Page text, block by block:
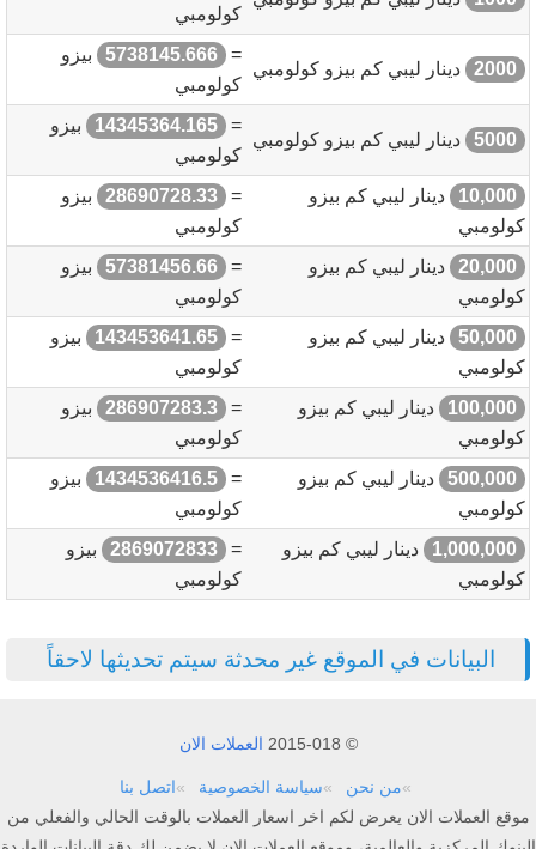
كولومبي
2000 دينار ليبي كم بيزو كولومبي
=
5738145.666
بيزو
كولومبي
5000 دينار ليبي كم بيزو كولومبي
=
14345364.165
بيزو
كولومبي
10,000
دينار ليبي كم بيزو
كولومبي
=
28690728.33
بيزو
كولومبي
20,000
دينار ليبي كم بيزو
كولومبي
=
57381456.66
بيزو
كولومبي
50,000
دينار ليبي كم بيزو
كولومبي
=
143453641.65
بيزو
كولومبي
100,000
دينار ليبي كم بيزو
كولومبي
=
286907283.3
بيزو
كولومبي
500,000
دينار ليبي كم بيزو
كولومبي
=
1434536416.5
بيزو
كولومبي
1,000,000
دينار ليبي كم بيزو
كولومبي
=
2869072833
بيزو
كولومبي
البيانات في الموقع غير محدثة سيتم تحديثها لاحقاً
© 2015-018 العملات الان
من نحن سياسة الخصوصية
اتصل بنا
موقع العملات الان يعرض لكم اخر اسعار العملات بالوقت الحالي والفعلي من